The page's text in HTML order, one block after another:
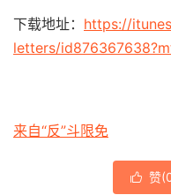
下载地址： https://
letters/
来自“反”斗限免
 赞(